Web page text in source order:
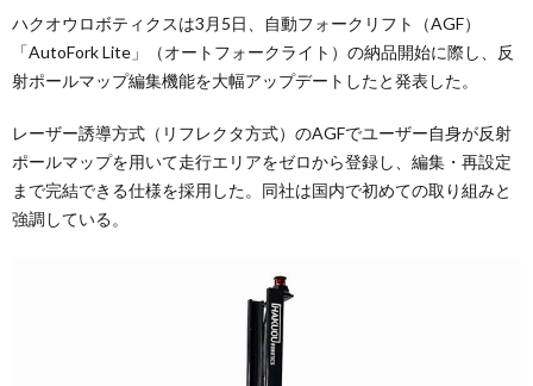
ハクオウロボティクスは3月5日、自動フォークリフト（AGF）
「AutoFork Lite」（オートフォークライト）の納品開始に際し、反
射ポールマップ編集機能を大幅アップデートしたと発表した。
レーザー誘導方式（リフレクタ方式）のAGFでユーザー自身が反射
ポールマップを用いて走行エリアをゼロから登録し、編集・再設定
まで完結できる仕様を採用した。同社は国内で初めての取り組みと
強調している。